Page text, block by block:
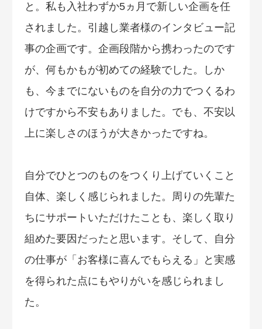
と。私も入社わずか5ヵ月で新しい企画を任
されました。引越し業者様のインタビュー記
事の企画です。企画段階から携わったのです
が、何もかもが初めての経験でした。しか
も、今までにないものを自分の力でつくるわ
けですから不安もありました。でも、不安以
上に楽しさのほうが大きかったですね。
自分でひとつのものをつくり上げていくこと
自体、楽しく感じられました。周りの先輩た
ちにサポートいただけたことも、楽しく取り
組めた要因だったと思います。そして、自分
の仕事が「お客様に喜んでもらえる」と実感
を得られた点にもやりがいを感じられまし
た。